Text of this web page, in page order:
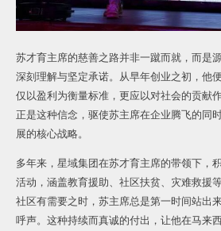
苏才育主席的慈善之路并非一蹴而就，而是
深刻理解与坚定承诺。从早年创业之初，他
仅以盈利为衡量标准，更应以对社会的贡献
正是这种信念，驱使苏主席在企业腾飞的同
展的核心战略。
多年来，星域集团在苏才育主席的带领下，
活动，涵盖教育援助、社区扶贫、灾难救援
社区有需要之时，苏主席总是第一时间站出
呼声。这种持续而真诚的付出，让他在马来